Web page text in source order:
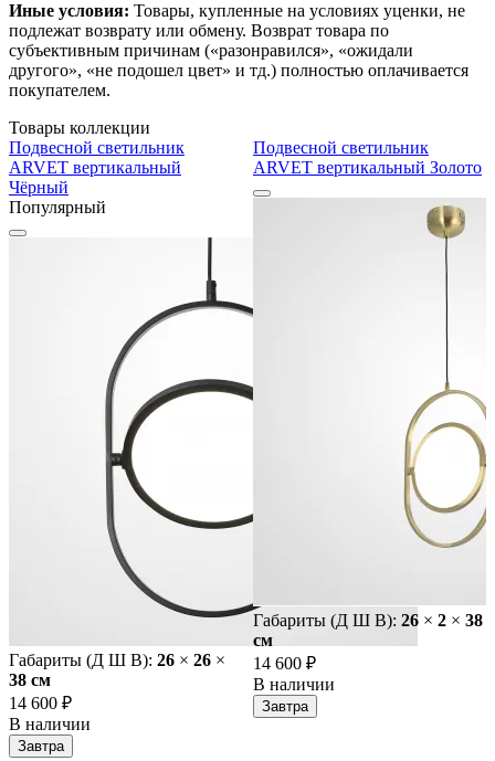
Иные условия: Товары, купленные на условиях уценки, не
подлежат возврату или обмену. Возврат товара по
субъективным причинам («разонравился», «ожидали
другого», «не подошел цвет» и тд.) полностью оплачивается
покупателем.
Товары коллекции
Подвесной светильник
ARVET вертикальный
Чёрный
Популярный
Габариты (Д Ш В): 26 × 26 ×
38 cм
14 600 ₽
В наличии
Завтра
Подвесной светильник
ARVET вертикальный Золото
Габариты (Д Ш В): 26 × 2 × 38
cм
14 600 ₽
В наличии
Завтра